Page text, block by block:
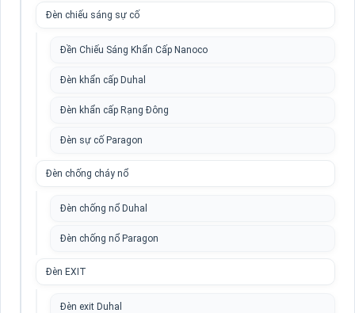
Đèn chiếu sáng sự cố
Đền Chiếu Sáng Khẩn Cấp Nanoco
Đèn khẩn cấp Duhal
Đèn khẩn cấp Rạng Đông
Đèn sự cố Paragon
Đèn chống cháy nổ
Đèn chống nổ Duhal
Đèn chống nổ Paragon
Đèn EXIT
Đèn exit Duhal